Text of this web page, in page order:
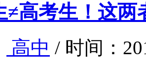
≠高考生！这
高中 / 时间：